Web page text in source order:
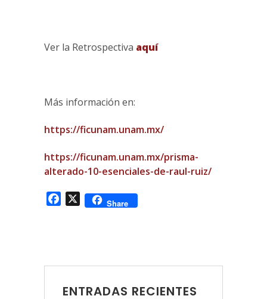
Ver la Retrospectiva aquí
Más información en:
https://ficunam.unam.mx/
https://ficunam.unam.mx/prisma-
alterado-10-esenciales-de-raul-ruiz/
Facebook
X Share
ENTRADAS RECIENTES